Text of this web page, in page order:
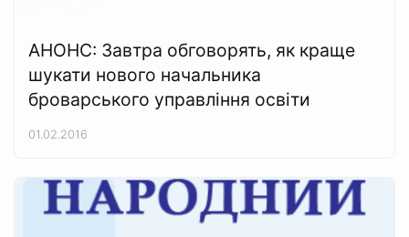
АНОНС: Завтра обговорять, як краще
шукати нового начальника
броварського управління освіти
01.02.2016